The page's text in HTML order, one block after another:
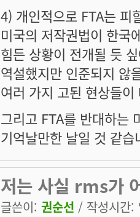
4) 개인적으로 FTA는 피
미국의 저작권법이 한국
힘든 상황이 전개될 듯
역설했지만 인준되지 않
여러 가지 고된 현상들
그리고 FTA를 반대하는
기억날만한 날일 것 같습
저는 사실 rms가
글쓴이: 권순선 / 작성시간